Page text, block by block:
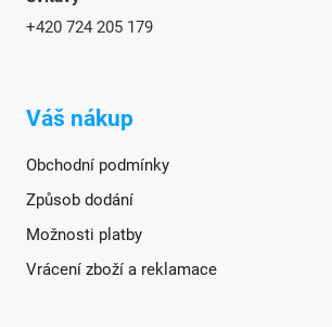
+420 724 205 179
Váš nákup
Obchodní podmínky
Způsob dodání
Možnosti platby
Vrácení zboží a reklamace